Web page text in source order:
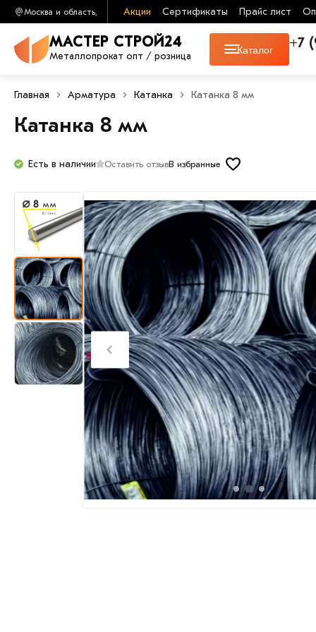
Москва и область, Акции Сертификаты Прайс лист
МАСТЕР СТРОЙ24
Металлопрокат опт / розница Каталог +7
Главная Арматура Катанка Катанка 8 мм
Катанка 8 мм
Есть в наличии Оставить отзывВ избранные